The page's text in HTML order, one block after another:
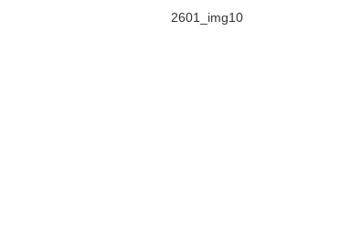
2601_img10